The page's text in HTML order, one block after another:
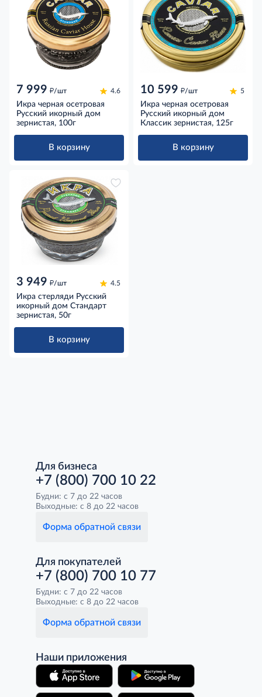
7 999 д/шт 4.6
Икра черная осетровая
Русский икорный дом
зернистая, 100г
В корзину
10 599 д/шт 5
Икра черная осетровая
Русский икорный дом
Классик зернистая, 125г
В корзину
3 949 д/шт 4.5
Икра стерляди Русский
икорный дом Стандарт
зернистая, 50г
В корзину
Для бизнеса
+7 (800) 700 10 22
Будни: с 7 до 22 часов
Выходные: с 8 до 22 часов
Форма обратной связи
Для покупателей
+7 (800) 700 10 77
Будни: с 7 до 22 часов
Выходные: с 8 до 22 часов
Форма обратной связи
Наши приложения